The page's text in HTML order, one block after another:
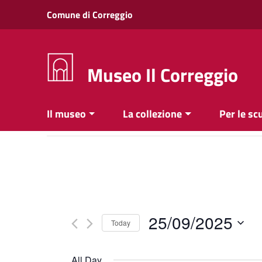
Vai ai contenuti
Vai al menu di navigazione
Comune di Correggio
Museo Il Correggio
Il museo La collezione Per le
Today 25/09/2025
date.